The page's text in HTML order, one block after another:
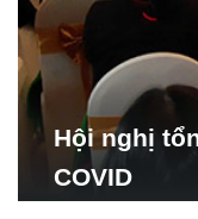
Hội nghị
COVID